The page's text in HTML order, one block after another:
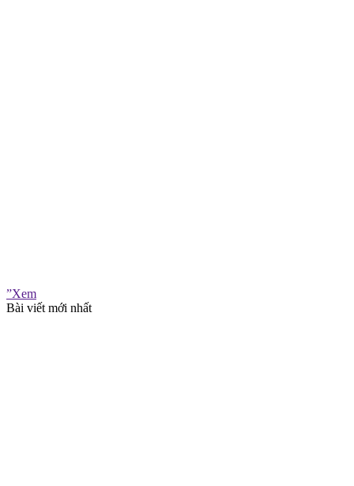
”Xem
Bài viết mới nhất